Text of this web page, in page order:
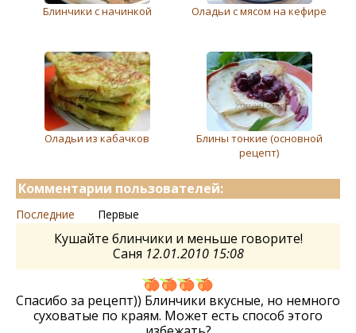
Блинчики с начинкой Оладьи с мясом на кефире
Оладьи из кабачков
Блины тонкиe (основной
рeцeпт)
Комментарии пользователей:
Последние Первые
Кушайте блинчики и меньше говорите!
Саня 12.01.2010 15:08
Спасибо за рецепт)) Блинчики вкусные, но немного
суховатые по краям. Может есть способ этого